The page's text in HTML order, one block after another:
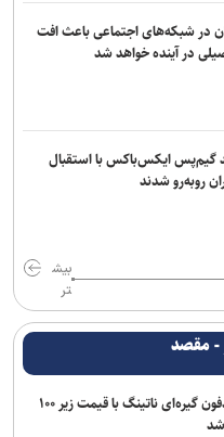
در شبکه‌های اجتماعی باعث افت
در آینده خواهد شد
گیم‌پس ایکس‌باکس با استقبال
روبه‌رو شدند
بیش
تر
- مقصد
نخستین هدفون گیره‌ای ناتینگ با قیمت زیر ۱۰۰
شد